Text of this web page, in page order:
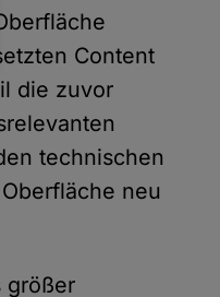
Content
die zuvor
technischen
neu
größer